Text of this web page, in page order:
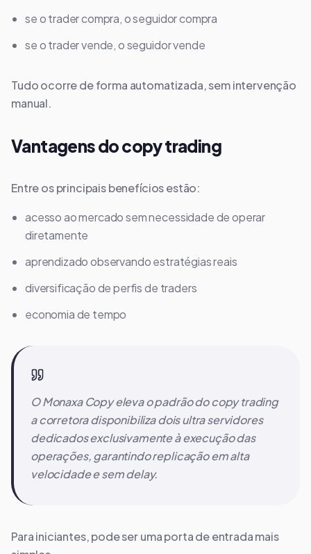
se o trader compra, o seguidor compra
se o trader vende, o seguidor vende
Tudo ocorre de forma automatizada, sem intervenção
manual.
Vantagens do copy trading
Entre os principais benefícios estão:
acesso ao mercado sem necessidade de operar
diretamente
aprendizado observando estratégias reais
diversificação de perfis de traders
economia de tempo
O Monaxa Copy eleva o padrão do copy trading
a corretora disponibiliza dois ultra servidores
dedicados exclusivamente à execução das
operações, garantindo replicação em alta
velocidade e sem delay.
Para iniciantes, pode ser uma porta de entrada mais